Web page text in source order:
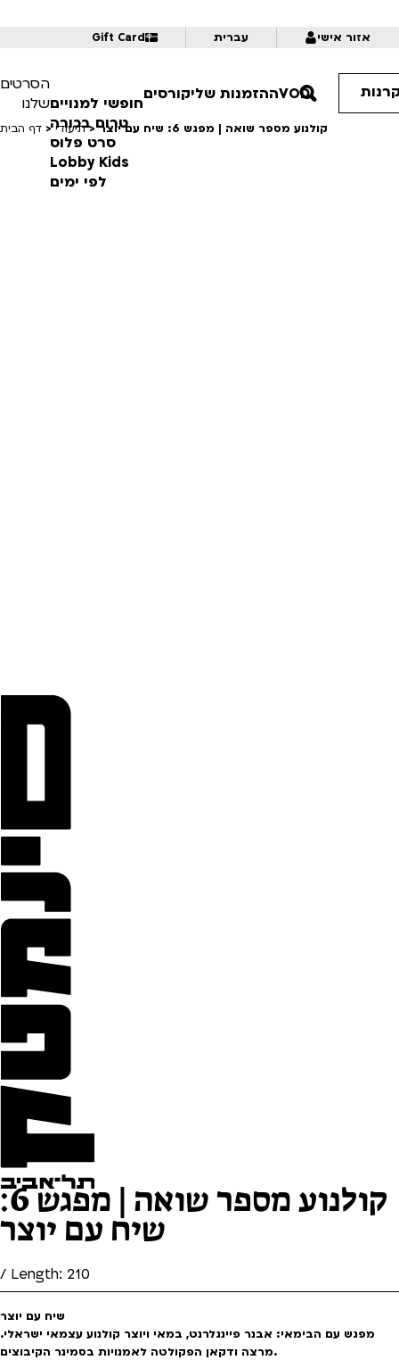
Gift Card עברית אזור אישי
הסרטים
שלנוחופשי למנויים
טרום בכורה
סרט פלוס
Lobby Kids
לפי ימים
קורסיםההזמנות שליVOD
דף הבית > תיעודי > קולנוע מספר שואה | מפגש 6: שיח עם יוצר
קולנוע מספר שואה | מפגש 6:
שיח עם יוצר
/ Length: 210
שיח עם יוצר
מפגש עם הבימאי: אבנר פיינגלרנט, במאי ויוצר קולנוע עצמאי ישראלי.
מרצה ודקאן הפקולטה לאמנויות בסמינר הקיבוצים.